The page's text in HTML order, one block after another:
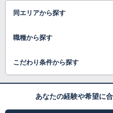
同エリアから探す
職種から探す
こだわり条件から探す
あなたの経験や希望に